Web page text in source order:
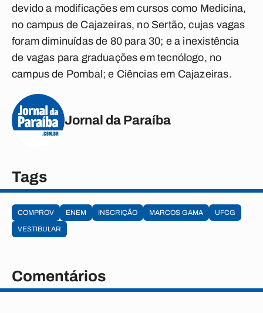
devido a modificações em cursos como Medicina,
no campus de Cajazeiras, no Sertão, cujas vagas
foram diminuídas de 80 para 30; e a inexistência
de vagas para graduações em tecnólogo, no
campus de Pombal; e Ciências em Cajazeiras.
Jornal da Paraíba
Tags
COMPROV ENEM INSCRIÇÃO MARCOS GAMA
UFCG
VESTIBULAR
Comentários